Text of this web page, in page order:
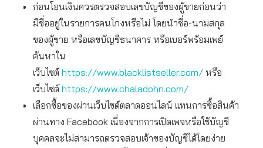
ก่อนโอนเงินควรตรวจสอบเลขบัญชีของผู้ขายก่อนว่า
มีชื่ออยู่ในรายการคนโกงหรือไม่ โดยนำชื่อ-นามสกุล
ของผู้ขาย หรือเลขบัญชีธนาคาร หรือเบอร์พร้อมเพย์
ค้นหาใน
เว็บไซต์ https://www.blacklistseller.com/ หรือ
เว็บไซต์ https://www.chaladohn.com/
เลือกซื้อของผ่านเว็บไซต์ตลาดออนไลน์ แทนการซื้อสินค้า
ผ่านทาง Facebook เนื่องจากการเปิดเพจหรือใช้บัญชี
บุคคลจะไม่สามารถตรวจสอบเจ้าของบัญชีได้โดยง่าย